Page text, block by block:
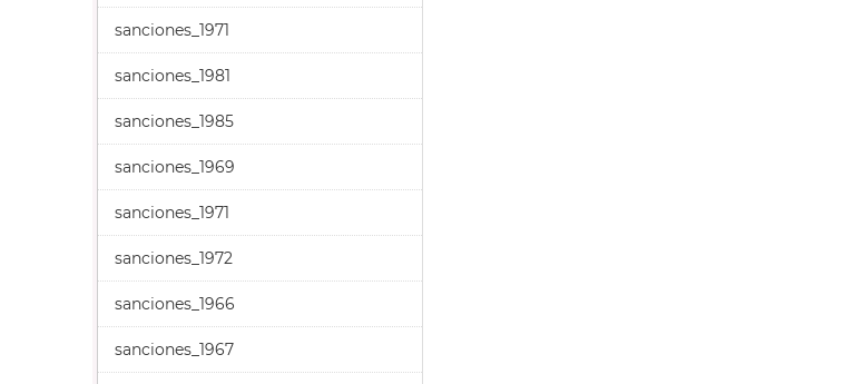
sanciones_1971
sanciones_1981
sanciones_1985
sanciones_1969
sanciones_1971
sanciones_1972
sanciones_1966
sanciones_1967